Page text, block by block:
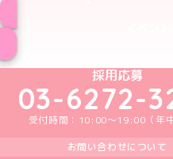
めいどりー
めいど
め
採用応募
03-6272-
受付時間：10:00～19:00（年中
お問い合わせについて